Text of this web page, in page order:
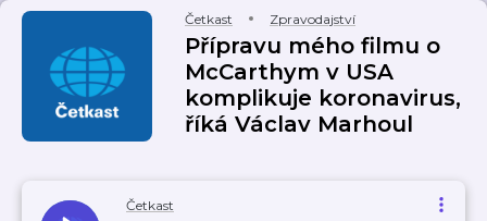
Četkast Zpravodajství
Přípravu mého filmu o
McCarthym v USA
komplikuje koronavirus,
říká Václav Marhoul
Četkast